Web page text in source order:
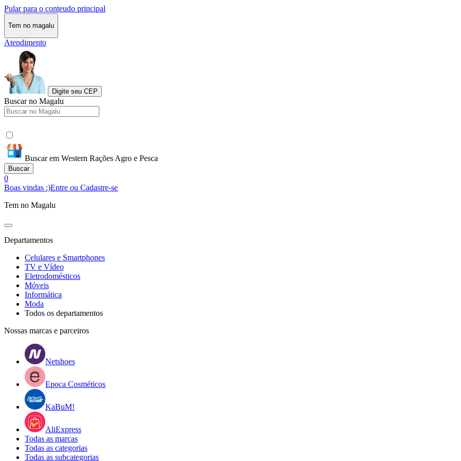
Pular para o conteudo principal
Tem no magalu
Atendimento
Digite seu CEP
Buscar no Magalu
Buscar em Western Rações Agro e Pesca
Buscar
0
Boas vindas :)Entre ou Cadastre-se
Tem no Magalu
Departamentos
Celulares e Smartphones
TV e Vídeo
Eletrodomésticos
Móveis
Informática
Moda
Todos os departamentos
Nossas marcas e parceiros
Netshoes
Epoca Cosméticos
KaBuM!
AliExpress
Todas as marcas
Todas as categorias
Todas as subcategorias